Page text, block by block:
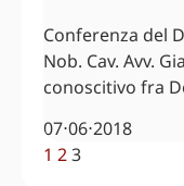
Conferenza del
Nob. Cav. Avv.
conoscitivo fra
07⋅06⋅2018
1 23